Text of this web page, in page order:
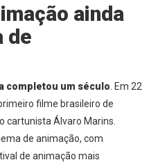
ainda
de
completou um século. Em 22
filme brasileiro de
cartunista Álvaro Marins.
de animação, com
de animação mais